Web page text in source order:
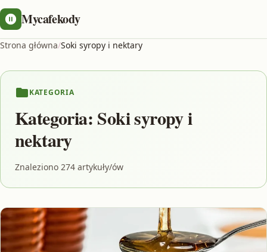
Mycafekody
Strona główna/Soki syropy i nektary
KATEGORIA
Kategoria: Soki syropy i
nektary
Znaleziono 274 artykuły/ów